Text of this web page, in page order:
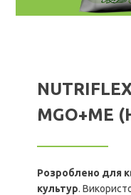
MGO+МЕ
Розроблено для
культур.